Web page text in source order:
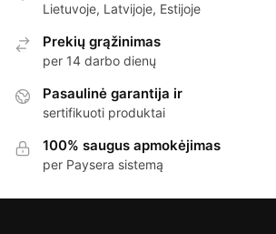
Lietuvoje, Latvijoje, Estijoje
Prekių grąžinimas
per 14 darbo dienų
Pasaulinė garantija ir
sertifikuoti produktai
100% saugus apmokėjimas
per Paysera sistemą